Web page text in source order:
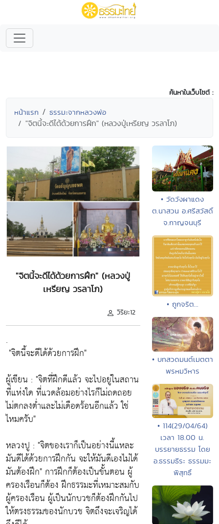
ค้นหาในเว็บไซต์ :
หน้าแรก ธรรมะจากหลวงพ่อ
"จิตนี้จะดีได้ด้วยการฝึก" (หลวงปู่เหรียญ วรลาโภ)
"จิตนี้จะดีได้ด้วยการฝึก" (หลวงปู่
เหรียญ วรลาโภ)
วิริยะ12
.
"จิตนี้จะดีได้ด้วยการฝึก"
ผู้เขียน : "จิตที่ฝึกดีแล้ว จะไปอยู่ในสถาน
ที่แห่งใด ที่แวดล้อมอย่างไรก็ไม่ถดถอย
ไม่ตกลงต่ำและไม่เดือดร้อนอีกแล้ว ใช่
ไหมครับ"
หลวงปู : "จิตของเราก็เป็นอย่างนี้แหละ
มันดีได้ด้วยการฝึกกัน จะให้มันดีเองไม่ได้
มันต้องฝึก" การฝึกก็ต้องเป็นขั้นตอน ผู้
ครองเรือนก็ต้อง ฝึกธรรมะที่เหมาะสมกับ
ผู้ครองเรือน ผู้เป็นนักบวชก็ต้องฝึกกันไป
ให้ตรงธรรมของนักบวช จิตถึงจะเจริญได้
• วัดวังผาแดง
ต.นาสวน อ.ศรีสวัสดิ์
จ.กาญจนบุรี
• ถูกจริต...
• บทสวดมนต์เมตตา
พรหมวิหาร
• 114(29/04/64)
เวลา 18.00 น.
บรรยายธรรม โดย
อ.ธรรมธีระ ธรรมมะ
พิสุทธิ์